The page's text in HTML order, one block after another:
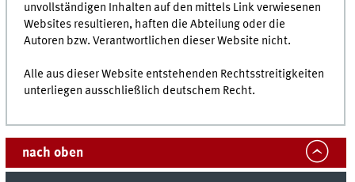
unvollständigen Inhalten auf den mittels Link verwiesenen
Websites resultieren, haften die Abteilung oder die
Autoren bzw. Verantwortlichen dieser Website nicht.
Alle aus dieser Website entstehenden Rechtsstreitigkeiten
unterliegen ausschließlich deutschem Recht.
nach oben